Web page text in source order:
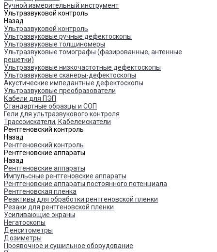
Ручной измерительный инструмент
Ультразвуковой контроль
Назад
Ультразвуковой контроль
Ультразвуковые ручные дефектоскопы
Ультразвуковые толщиномеры
Ультразвуковые томографы (фазированные, антенные
решетки)
Ультразвуковые низкочастотные дефектоскопы
Ультразвуковые сканеры-дефектоскопы
Акустические импедантные дефектоскопы
Ультразвуковые преобразователи
Кабели для ПЭП
Стандартные образцы и СОП
Гели для ультразвукового контроля
Трассоискатели, Кабелеискатели
Рентгеновский контроль
Назад
Рентгеновский контроль
Рентгеновские аппараты
Назад
Рентгеновские аппараты
Импульсные рентгеновские аппараты
Рентгеновские аппараты постоянного потенциала
Рентгеновская пленка
Реактивы для обработки рентгеновской пленки
Резаки для рентгеновской пленки
Усиливающие экраны
Негатоскопы
Денситометры
Дозиметры
Проявочное и сушильное оборудование